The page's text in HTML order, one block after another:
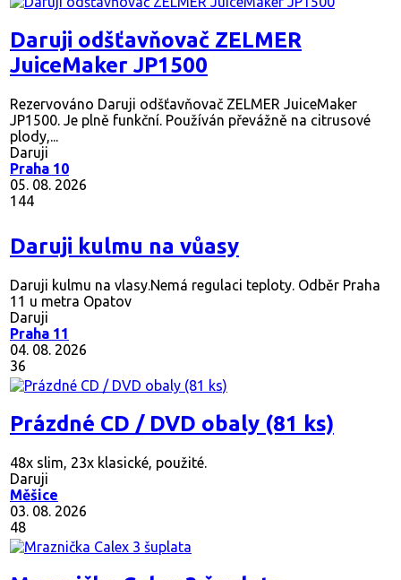
Daruji odšťavňovač ZELMER
JuiceMaker JP1500
Rezervováno Daruji odšťavňovač ZELMER JuiceMaker
JP1500. Je plně funkční. Používán převážně na citrusové
plody,...
Daruji
Praha 10
05. 08. 2026
144
Daruji kulmu na vůasy
Daruji kulmu na vlasy.Nemá regulaci teploty. Odběr Praha
11 u metra Opatov
Daruji
Praha 11
04. 08. 2026
36
Prázdné CD / DVD obaly (81 ks)
48x slim, 23x klasické, použité.
Daruji
Měšice
03. 08. 2026
48